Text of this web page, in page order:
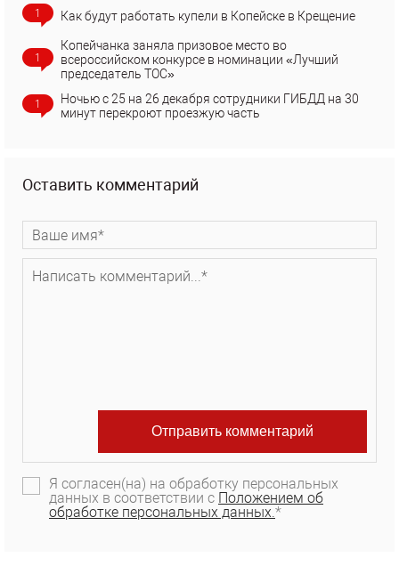
1 Как будут работать купели в Копейске в Крещение
1
Копейчанка заняла призовое место во
всероссийском конкурсе в номинации «Лучший
председатель ТОС»
1
Ночью с 25 на 26 декабря сотрудники ГИБДД на 30
минут перекроют проезжую часть
Оставить комментарий
Я согласен(на) на обработку персональных
данных в соответствии с Положением об
обработке персональных данных.*